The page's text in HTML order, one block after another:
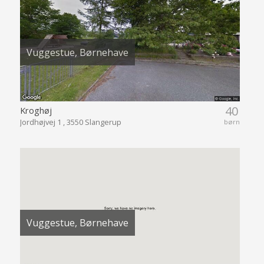
Vuggestue, Børnehave
40
børn
Kroghøj
Jordhøjvej 1 , 3550 Slangerup
Vuggestue, Børnehave